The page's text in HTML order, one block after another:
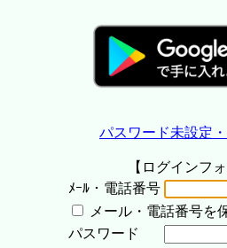
パスワード未設定
【ログインフ
ﾒｰﾙ・電話番号
メール・電話番号を
パスワード